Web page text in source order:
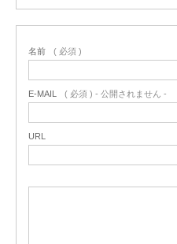
名前 ( 必須 )
E-MAIL ( 必須 ) - 公開されません -
URL